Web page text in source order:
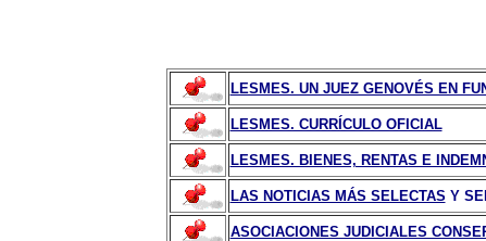
LESMES. UN JUEZ GENOVÉS EN
LESMES. CURRÍCULO OFICIAL
LESMES. BIENES, RENTAS E
LAS NOTICIAS MÁS SELECTAS Y
ASOCIACIONES JUDICIALES